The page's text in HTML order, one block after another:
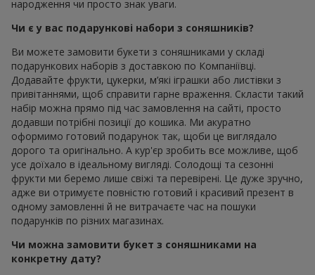
народження чи просто знак уваги.
Чи є у вас подарункові набори з соняшників?
Ви можете замовити букети з соняшниками у складі
подарункових наборів з доставкою по Компаніївці.
Додавайте фрукти, цукерки, м’які іграшки або листівки з
привітаннями, щоб справити гарне враження. Скласти такий
набір можна прямо під час замовлення на сайті, просто
додавши потрібні позиції до кошика. Ми акуратно
оформимо готовий подарунок так, щоби це виглядало
дорого та оригінально. А кур'єр зробить все можливе, щоб
усе доїхало в ідеальному вигляді. Солодощі та сезонні
фрукти ми беремо лише свіжі та перевірені. Це дуже зручно,
адже ви отримуєте повністю готовий і красивий презент в
одному замовленні й не витрачаєте час на пошуки
подарунків по різних магазинах.
Чи можна замовити букет з соняшниками на
конкретну дату?